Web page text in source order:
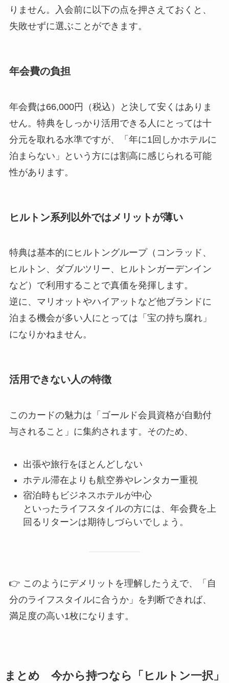
りません。入会前に以下の点を押さえておくと、
失敗せずに選ぶことができます。
年会費の負担
年会費は66,000円（税込）と決して安くはありま
せん。特典をしっかり活用できる人にとっては十
分元を取れる水準ですが、「年に1回しかホテルに
泊まらない」という方には割高に感じられる可能
性があります。
ヒルトン系列以外ではメリットが薄い
特典は基本的にヒルトングループ（コンラッド、
ヒルトン、ダブルツリー、ヒルトンガーデンイン
など）で利用することで真価を発揮します。
逆に、マリオットやハイアットなど他ブランドに
泊まる機会が多い人にとっては「宝の持ち腐れ」
になりかねません。
活用できない人の特徴
このカードの魅力は「ゴールド会員資格が自動付
与されること」に集約されます。そのため、
出張や旅行をほとんどしない
ホテル滞在よりも航空券やレンタカー重視
宿泊時もビジネスホテルが中心
といったライフスタイルの方には、年会費を上
回るリターンは期待しづらいでしょう。
👉 このようにデメリットを理解したうえで、「自
分のライフスタイルに合うか」を判断できれば、
満足度の高い1枚になります。
まとめ 今から持つなら「ヒルトン一択」